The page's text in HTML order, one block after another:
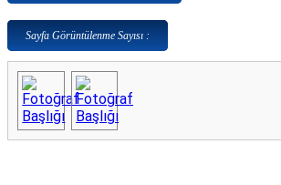
Sayfa Görüntülenme Sayısı :